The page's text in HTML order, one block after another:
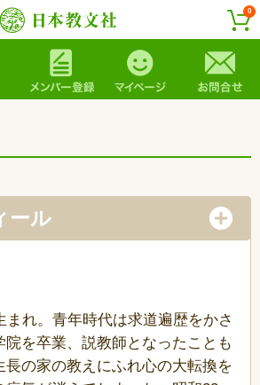
0
ール
まれ。青年時代は求道遍歴をかさ
院を卒業、説教師となったことも
長の家の教えにふれ心の大転換を